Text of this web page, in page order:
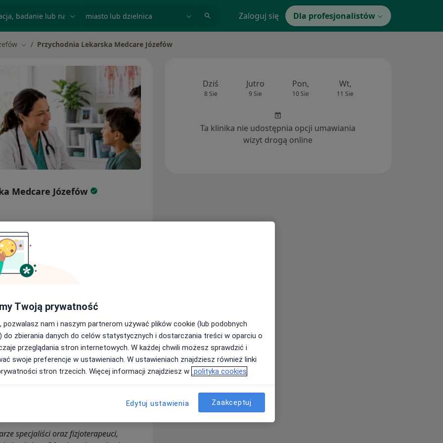
Zaloguj się Dla profesjonalistów
Zmień miasto
Przychodnia Lekarska Medcare Józefów
Medcare Józefów
Wyślij wiadomość
Adresy Opinie
prywatna zlokalizowana w Józefowie
medycznej dla dzieci i dorosłych.
jakości leczenia w komfortowej,
do każdego przypadku.
specjaliści oraz fizjoterapeuci,
Dziś
8 Sie
Jutro
9 Sie
Pon,
10 Sie
Wt,
11 Sie
Ta klinika nie udostępnia opcji umawiania
wizyt drogą online
Twoją prywatność
pozwalasz nam i naszym partnerom używać plików cookie (lub podobnych
do zbierania danych do celów statystycznych i dostarczania treści w oparciu o
przeglądania stron internetowych. W każdej chwili możesz sprawdzić i
swoje preferencje w ustawieniach. W ustawieniach znajdziesz również linki
stron trzecich. Więcej informacji znajdziesz w polityka cookies
Edytuj ustawienia Zaakceptuj